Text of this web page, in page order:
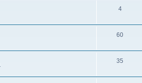
4
60
35